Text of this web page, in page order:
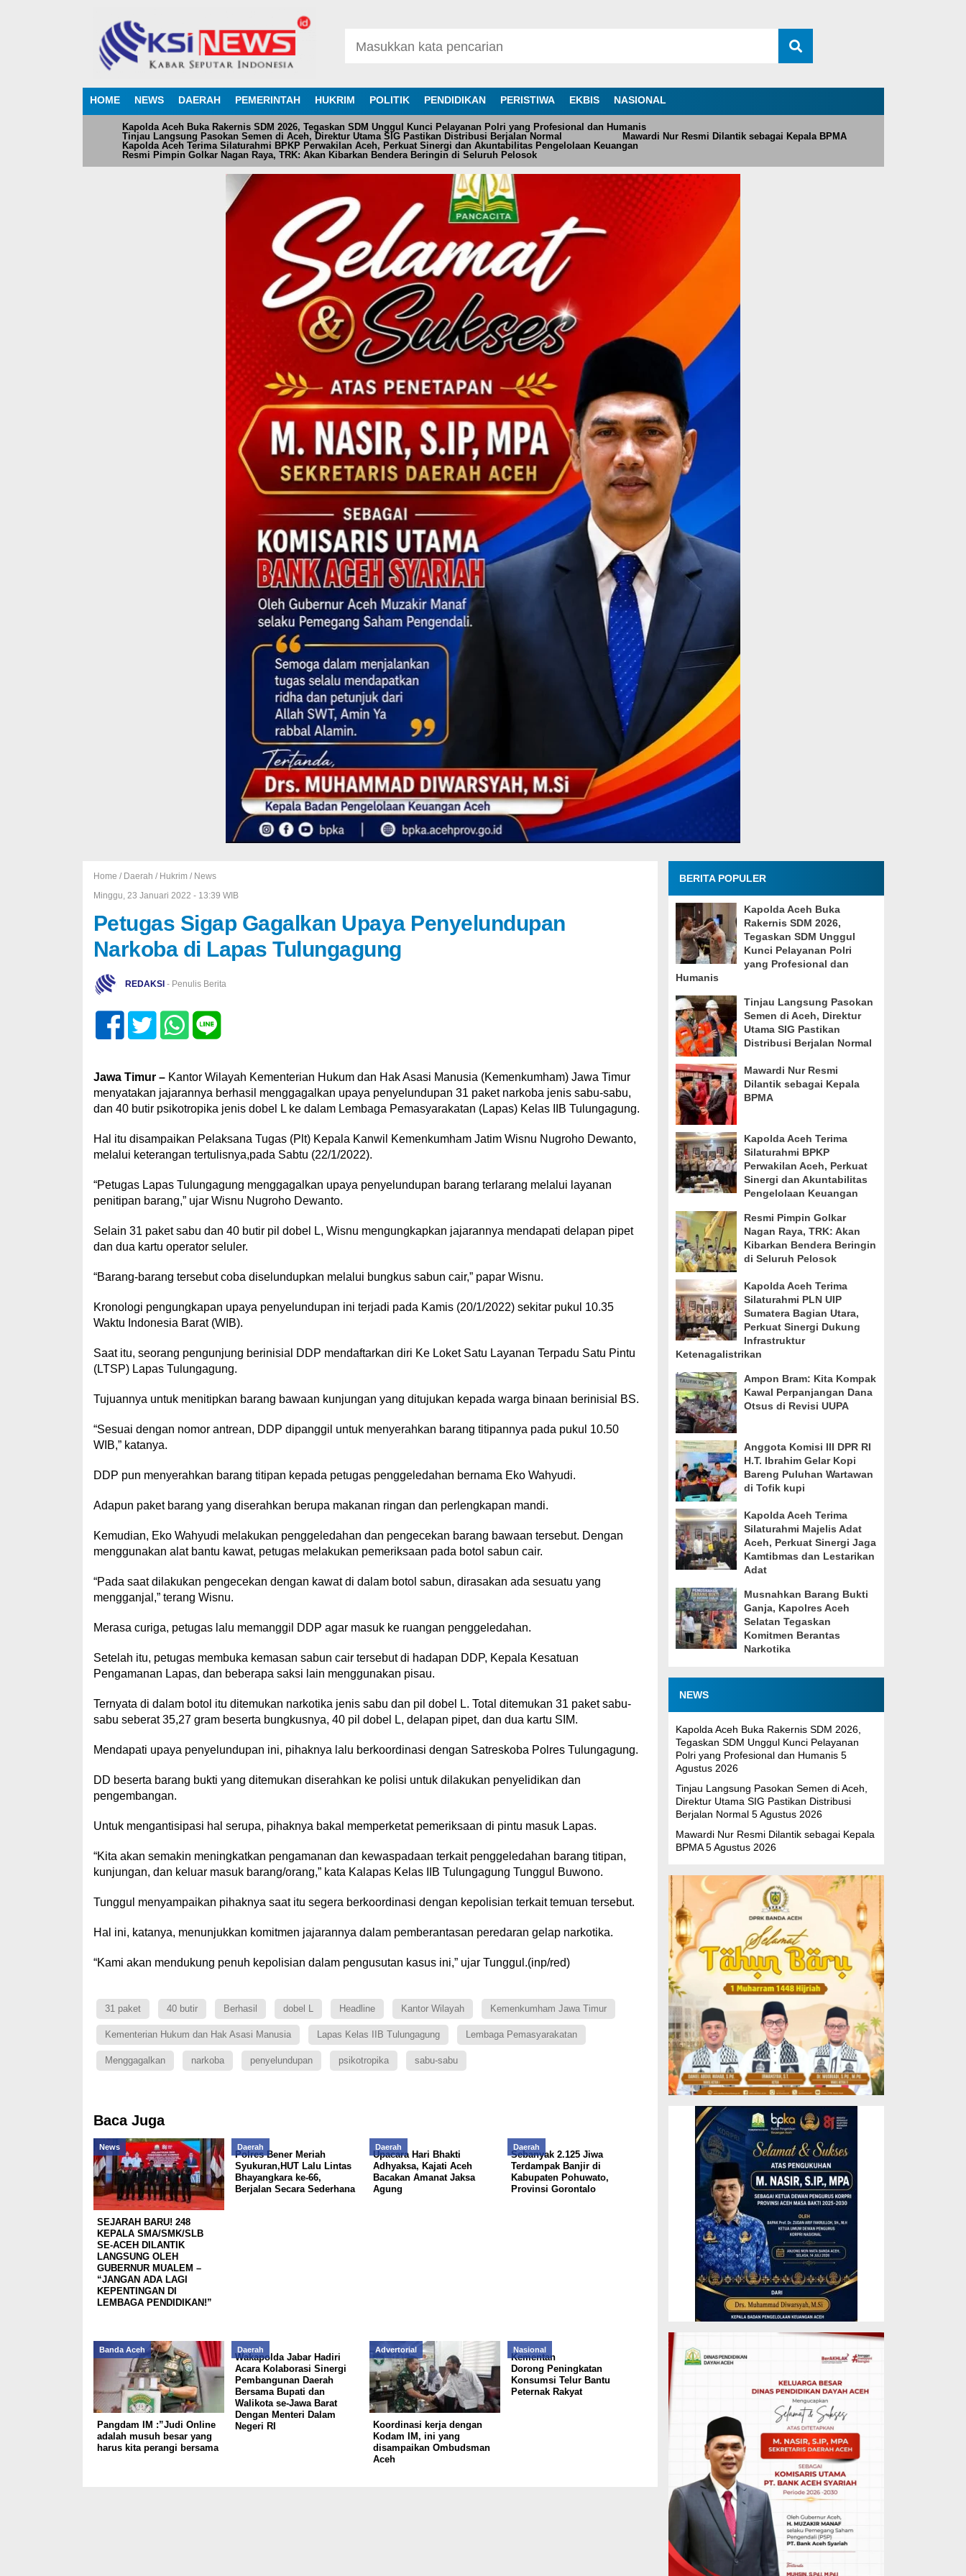
HOME NEWS DAERAH PEMERINTAH HUKRIM POLITIK PENDIDIKAN PERISTIWA EKBIS NASIONAL
Kapolda Aceh Buka Rakernis SDM 2026, Tegaskan SDM Unggul Kunci Pelayanan Polri yang Profesional dan Humanis
Tinjau Langsung Pasokan Semen di Aceh, Direktur Utama SIG Pastikan Distribusi Berjalan Normal
Mawardi Nur Resmi Dilantik sebagai Kepala BPMA
Kapolda Aceh Terima Silaturahmi BPKP Perwakilan Aceh, Perkuat Sinergi dan Akuntabilitas Pengelolaan Keuangan
Resmi Pimpin Golkar Nagan Raya, TRK: Akan Kibarkan Bendera Beringin di Seluruh Pelosok
Home / Daerah / Hukrim/ News
Minggu, 23 Januari 2022 - 13:39 WIB
Petugas Sigap Gagalkan Upaya Penyelundupan
Narkoba di Lapas Tulungagung
REDAKSI - Penulis Berita
Jawa Timur –Kantor Wilayah Kementerian Hukum dan Hak Asasi Manusia (Kemenkumham) Jawa Timur
menyatakan jajarannya berhasil menggagalkan upaya penyelundupan 31 paket narkoba jenis sabu-sabu,
dan 40 butir psikotropika jenis dobel L ke dalam Lembaga Pemasyarakatan (Lapas) Kelas IIB Tulungagung.
Hal itu disampaikan Pelaksana Tugas (Plt) Kepala Kanwil Kemenkumham Jatim Wisnu Nugroho Dewanto,
melalui keterangan tertulisnya,pada Sabtu (22/1/2022).
“Petugas Lapas Tulungagung menggagalkan upaya penyelundupan barang terlarang melalui layanan
penitipan barang,” ujar Wisnu Nugroho Dewanto.
Selain 31 paket sabu dan 40 butir pil dobel L, Wisnu mengungkapkan jajarannya mendapati delapan pipet
dan dua kartu operator seluler.
“Barang-barang tersebut coba diselundupkan melalui bungkus sabun cair,” papar Wisnu.
Kronologi pengungkapan upaya penyelundupan ini terjadi pada Kamis (20/1/2022) sekitar pukul 10.35
Waktu Indonesia Barat (WIB).
Saat itu, seorang pengunjung berinisial DDP mendaftarkan diri Ke Loket Satu Layanan Terpadu Satu Pintu
(LTSP) Lapas Tulungagung.
Tujuannya untuk menitipkan barang bawaan kunjungan yang ditujukan kepada warga binaan berinisial BS.
“Sesuai dengan nomor antrean, DDP dipanggil untuk menyerahkan barang titipannya pada pukul 10.50
WIB,” katanya.
DDP pun menyerahkan barang titipan kepada petugas penggeledahan bernama Eko Wahyudi.
Adapun paket barang yang diserahkan berupa makanan ringan dan perlengkapan mandi.
Kemudian, Eko Wahyudi melakukan penggeledahan dan pengecekan barang bawaan tersebut. Dengan
menggunakan alat bantu kawat, petugas melakukan pemeriksaan pada botol sabun cair.
“Pada saat dilakukan pengecekan dengan kawat di dalam botol sabun, dirasakan ada sesuatu yang
mengganjal,” terang Wisnu.
Merasa curiga, petugas lalu memanggil DDP agar masuk ke ruangan penggeledahan.
Setelah itu, petugas membuka kemasan sabun cair tersebut di hadapan DDP, Kepala Kesatuan
Pengamanan Lapas, dan beberapa saksi lain menggunakan pisau.
Ternyata di dalam botol itu ditemukan narkotika jenis sabu dan pil dobel L. Total ditemukan 31 paket sabu-
sabu seberat 35,27 gram beserta bungkusnya, 40 pil dobel L, delapan pipet, dan dua kartu SIM.
Mendapati upaya penyelundupan ini, pihaknya lalu berkoordinasi dengan Satreskoba Polres Tulungagung.
DD beserta barang bukti yang ditemukan diserahkan ke polisi untuk dilakukan penyelidikan dan
pengembangan.
Untuk mengantisipasi hal serupa, pihaknya bakal memperketat pemeriksaan di pintu masuk Lapas.
“Kita akan semakin meningkatkan pengamanan dan kewaspadaan terkait penggeledahan barang titipan,
kunjungan, dan keluar masuk barang/orang,” kata Kalapas Kelas IIB Tulungagung Tunggul Buwono.
Tunggul menyampaikan pihaknya saat itu segera berkoordinasi dengan kepolisian terkait temuan tersebut.
Hal ini, katanya, menunjukkan komitmen jajarannya dalam pemberantasan peredaran gelap narkotika.
“Kami akan mendukung penuh kepolisian dalam pengusutan kasus ini,” ujar Tunggul.(inp/red)
31 paket 40 butir Berhasil dobel L Headline Kantor Wilayah Kemenkumham Jawa Timur
Kementerian Hukum dan Hak Asasi Manusia Lapas Kelas IIB Tulungagung Lembaga Pemasyarakatan
Menggagalkan narkoba penyelundupan psikotropika sabu-sabu
Baca Juga
News
SEJARAH BARU! 248
KEPALA SMA/SMK/SLB
SE-ACEH DILANTIK
LANGSUNG OLEH
GUBERNUR MUALEM –
“JANGAN ADA LAGI
KEPENTINGAN DI
LEMBAGA PENDIDIKAN!”
Daerah
Polres Bener Meriah
Syukuran,HUT Lalu Lintas
Bhayangkara ke-66,
Berjalan Secara Sederhana
Daerah
Upacara Hari Bhakti
Adhyaksa, Kajati Aceh
Bacakan Amanat Jaksa
Agung
Daerah
Sebanyak 2.125 Jiwa
Terdampak Banjir di
Kabupaten Pohuwato,
Provinsi Gorontalo
Banda Aceh
Pangdam IM :”Judi Online
adalah musuh besar yang
harus kita perangi bersama
Daerah
Wakapolda Jabar Hadiri
Acara Kolaborasi Sinergi
Pembangunan Daerah
Bersama Bupati dan
Walikota se-Jawa Barat
Dengan Menteri Dalam
Negeri RI
Advertorial
Koordinasi kerja dengan
Kodam IM, ini yang
disampaikan Ombudsman
Aceh
Nasional
Kementan
Dorong Peningkatan
Konsumsi Telur Bantu
Peternak Rakyat
BERITA POPULER
Kapolda Aceh Buka
Rakernis SDM 2026,
Tegaskan SDM Unggul
Kunci Pelayanan Polri
yang Profesional dan
Humanis
Tinjau Langsung Pasokan
Semen di Aceh, Direktur
Utama SIG Pastikan
Distribusi Berjalan Normal
Mawardi Nur Resmi
Dilantik sebagai Kepala
BPMA
Kapolda Aceh Terima
Silaturahmi BPKP
Perwakilan Aceh, Perkuat
Sinergi dan Akuntabilitas
Pengelolaan Keuangan
Resmi Pimpin Golkar
Nagan Raya, TRK: Akan
Kibarkan Bendera Beringin
di Seluruh Pelosok
Kapolda Aceh Terima
Silaturahmi PLN UIP
Sumatera Bagian Utara,
Perkuat Sinergi Dukung
Infrastruktur
Ketenagalistrikan
Ampon Bram: Kita Kompak
Kawal Perpanjangan Dana
Otsus di Revisi UUPA
Anggota Komisi III DPR RI
H.T. Ibrahim Gelar Kopi
Bareng Puluhan Wartawan
di Tofik kupi
Kapolda Aceh Terima
Silaturahmi Majelis Adat
Aceh, Perkuat Sinergi Jaga
Kamtibmas dan Lestarikan
Adat
Musnahkan Barang Bukti
Ganja, Kapolres Aceh
Selatan Tegaskan
Komitmen Berantas
Narkotika
NEWS
Kapolda Aceh Buka Rakernis SDM 2026,
Tegaskan SDM Unggul Kunci Pelayanan
Polri yang Profesional dan Humanis 5
Agustus 2026
Tinjau Langsung Pasokan Semen di Aceh,
Direktur Utama SIG Pastikan Distribusi
Berjalan Normal 5 Agustus 2026
Mawardi Nur Resmi Dilantik sebagai Kepala
BPMA 5 Agustus 2026